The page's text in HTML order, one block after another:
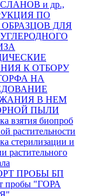
и др.,
ПО
ОБРАЗЦОВ ДЛЯ
К ОТБОРУ
НА
В НЕМ
ПЫЛИ
взятия биопроб
растительности
стерилизации и
растительного
ПРОБЫ БП
пробы "ГОРА